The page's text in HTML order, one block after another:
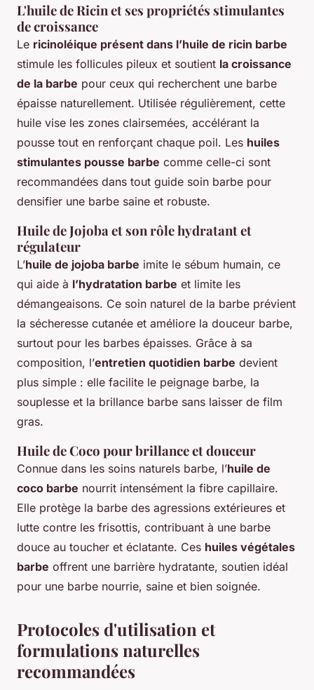
L'huile de Ricin et ses propriétés stimulantes
de croissance
Le ricinoléique présent dans l’huile de ricin barbe
stimule les follicules pileux et soutient la croissance
de la barbe pour ceux qui recherchent une barbe
épaisse naturellement. Utilisée régulièrement, cette
huile vise les zones clairsemées, accélérant la
pousse tout en renforçant chaque poil. Les huiles
stimulantes pousse barbe comme celle-ci sont
recommandées dans tout guide soin barbe pour
densifier une barbe saine et robuste.
Huile de Jojoba et son rôle hydratant et
régulateur
L’huile de jojoba barbe imite le sébum humain, ce
qui aide à l’hydratation barbe et limite les
démangeaisons. Ce soin naturel de la barbe prévient
la sécheresse cutanée et améliore la douceur barbe,
surtout pour les barbes épaisses. Grâce à sa
composition, l’entretien quotidien barbe devient
plus simple : elle facilite le peignage barbe, la
souplesse et la brillance barbe sans laisser de film
gras.
Huile de Coco pour brillance et douceur
Connue dans les soins naturels barbe, l’huile de
coco barbe nourrit intensément la fibre capillaire.
Elle protège la barbe des agressions extérieures et
lutte contre les frisottis, contribuant à une barbe
douce au toucher et éclatante. Ces huiles végétales
barbe offrent une barrière hydratante, soutien idéal
pour une barbe nourrie, saine et bien soignée.
Protocoles d'utilisation et
formulations naturelles
recommandées